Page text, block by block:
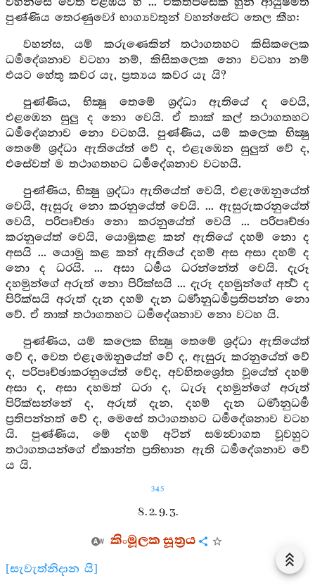
පුණ්ණිය තෙරණුවෝ භාග්‍යවතුන් වහන්සේට තෙල කීහ:
වහන්ස, යම් කරුණෙකින් තථාගතහට කිසිකලෙක
ධර්‍මදේශනාව වටහා නම්, කිසිකලෙක නො වටහා නම්
එයට හේතු කවර යැ, ප්‍රත්‍යය කවර යැ යි?
පුණ්ණිය, භික්‍ෂු තෙමේ ශ්‍රද්ධා ඇතියේ ද වෙයි,
එළඹෙන සුලු ද නො වෙයි. ඒ තාක් කල් තථාගතහට
ධර්‍මදේශනාව නො වටහයි. පුණ්ණිය, යම් කලෙක භික්‍ෂු
තෙමේ ශ්‍රද්ධා ඇතියේත් වේ ද, එළැඹෙන සුලුත් වේ ද,
එසේවත් ම තථාගතහට ධර්‍මදේශනාව වටහයි.
පුණ්ණිය, භික්‍ෂු ශ්‍රද්ධා ඇතියේත් වෙයි, එළැඹෙනුයේත්
වෙයි, ඇසුරු නො කරනුයේත් වෙයි. ... ඇසුරුකරනුයේත්
වෙයි, පරිපෘච්ඡා නො කරනුයේත් වෙයි ... පරිපෘච්ඡා
කරනුයේත් වෙයි, යොමුකළ කන් ඇතියේ දහම් නො ද
අසයි ... යොමු කළ කන් ඇතියේ දහම් අස අසා දහම් ද
නො ද ධරයි. ... අසා ධර්‍මය ධරන්නේත් වෙයි. දැරූ
දහමුන්ගේ අරුත් නො පිරික්සයි ... දැරූ දහමුන්ගේ අර්‍ත්‍ථ ද
පිරික්සයි අරුත් දැන දහම් දැන ධර්‍මානුධර්‍මප්‍රතිපන්න නො
වේ. ඒ තාක් තථාගතහට ධර්‍මදේශනාව නො වටහ යි.
පුණ්ණිය, යම් කලෙක භික්‍ෂු තෙමේ ශ්‍රද්ධා ඇතියේත්
වේ ද, වෙත එළැඹෙනුයේත් වේ ද, ඇසුරු කරනුයේත් වේ
ද, පරිපෘච්ඡාකරනුයේත් වේද, අවහිතශ්‍රෝත වූයේත් දහම්
අසා ද, අසා දහමත් ධරා ද, ධැරූ දහමුන්ගේ අරුත්
පිරික්සන්නේ ද, අරුත් දැන, දහම් දැන ධර්‍මානුධර්‍ම
ප්‍රතිපන්නත් වේ ද, මෙසේ තථාගතහට ධර්‍මදේශනාව වටහ
යි. පුණ්ණිය, මේ දහම් අටින් සමන්‍වාගත වූවහුට
තථාගතයන්ගේ ඒකාන්ත ප්‍රතිභාන ඇති ධර්‍මදේශනාව වේ
ය යි.
345
8. 2. 9. 3.
කිංමූලක සූත්‍රය
[සැවැත්නිදාන යි]